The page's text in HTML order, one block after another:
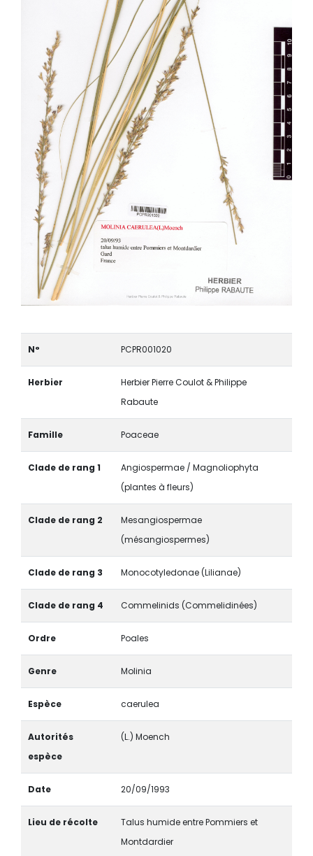
N° PCPR001020
Herbier
Herbier Pierre Coulot & Philippe
Rabaute
Famille Poaceae
Clade de rang 1
Angiospermae / Magnoliophyta
(plantes à fleurs)
Clade de rang 2
Mesangiospermae
(mésangiospermes)
Clade de rang 3 Monocotyledonae (Lilianae)
Clade de rang 4 Commelinids (Commelidinées)
Ordre Poales
Genre Molinia
Espèce caerulea
Autorités
espèce
(L.) Moench
Date 20/09/1993
Lieu de récolte
Talus humide entre Pommiers et
Montdardier